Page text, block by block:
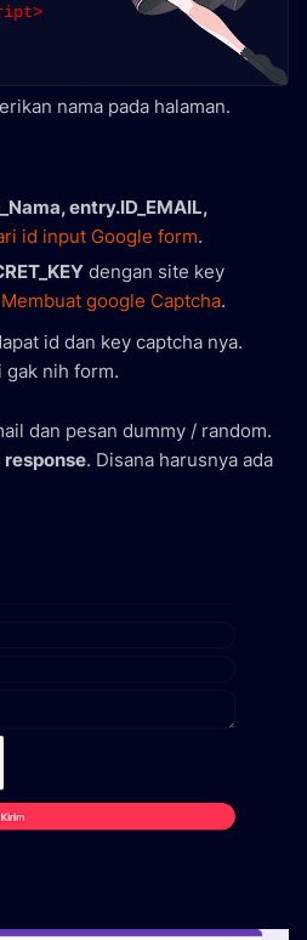
nama pada halaman.
entry.ID_EMAIL,
id input Google form.
dengan site key
Membuat google Captcha.
id dan key captcha nya.
nih form.
dan pesan dummy / random.
. Disana harusnya ada